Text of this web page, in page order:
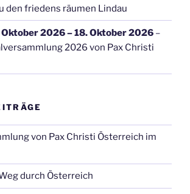
den friedens räumen Lindau
Oktober 2026–18. Oktober 2026 –
2026 von Pax Christi
von Pax Christi Österreich im
durch Österreich